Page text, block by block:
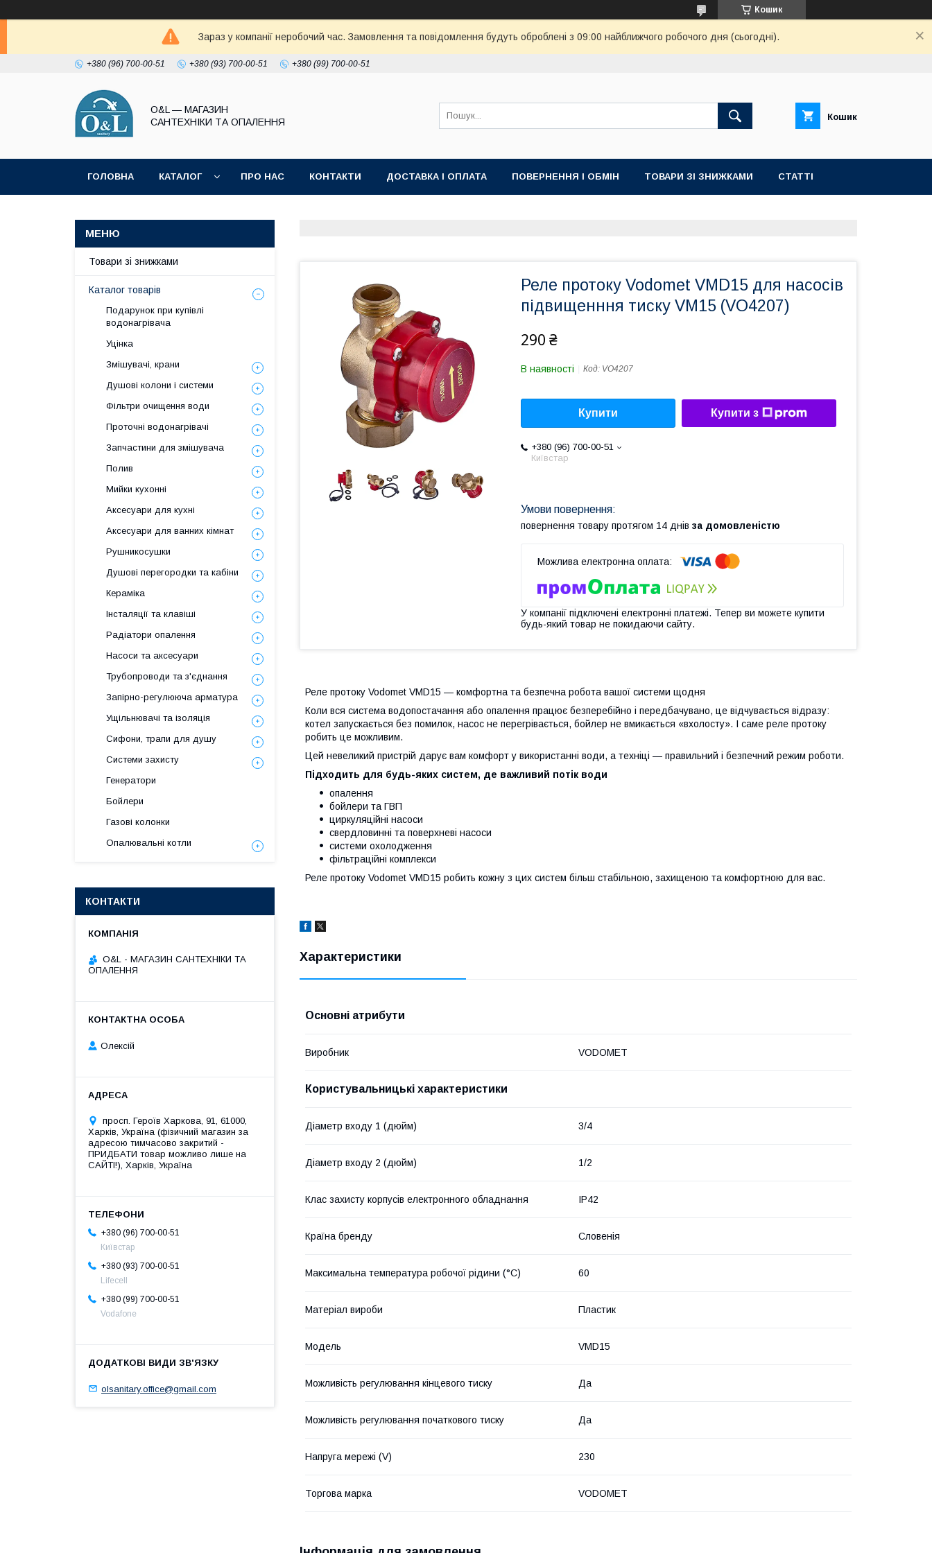
Кошик
Зараз у компанії неробочий час. Замовлення та повідомлення будуть оброблені з 09:00 найближчого робочого дня (сьогодні).
+380 (96) 700-00-51 +380 (93) 700-00-51 +380 (99) 700-00-51
O&L — МАГАЗИН
САНТЕХНІКИ ТА ОПАЛЕННЯ
Кошик
ГОЛОВНА КАТАЛОГ ПРО НАС КОНТАКТИ ДОСТАВКА І ОПЛАТА ПОВЕРНЕННЯ І ОБМІН ТОВАРИ ЗІ ЗНИЖКАМИ СТАТТІ
Реле протоку Vodomet VMD15 для насосів
підвищенння тиску VM15 (VO4207)
290 ₴
В наявності Код: VO4207
Купити Купити з
+380 (96) 700-00-51
Київстар
повернення товару протягом 14 днів за домовленістю
У компанії підключені електронні платежі. Тепер ви можете купити
будь-який товар не покидаючи сайту.
Реле протоку Vodomet VMD15 — комфортна та безпечна робота вашої системи щодня
Коли вся система водопостачання або опалення працює безперебійно і передбачувано, це відчувається відразу:
котел запускається без помилок, насос не перегрівається, бойлер не вмикається «вхолосту». І саме реле протоку
робить це можливим.
Цей невеликий пристрій дарує вам комфорт у використанні води, а техніці — правильний і безпечний режим роботи.
Підходить для будь-яких систем, де важливий потік води
опалення
бойлери та ГВП
циркуляційні насоси
свердловинні та поверхневі насоси
системи охолодження
фільтраційні комплекси
Реле протоку Vodomet VMD15 робить кожну з цих систем більш стабільною, захищеною та комфортною для вас.
Характеристики
Основні атрибути
Виробник VODOMET
Користувальницькі характеристики
Діаметр входу 1 (дюйм) 3/4
Діаметр входу 2 (дюйм) 1/2
Клас захисту корпусів електронного обладнання IP42
Країна бренду Словенія
Максимальна температура робочої рідини (°C) 60
Матеріал вироби Пластик
Мoдель VMD15
Можливість регулювання кінцевого тиску Да
Можливість регулювання початкового тиску Да
Напруга мережі (V) 230
Торгова марка VODOMET
Товари зі знижками
Каталог товарів
Подарунок при купівлі
водонагрівача
Уцінка
Змішувачі, крани
Душові колони і системи
Фільтри очищення води
Проточні водонагрівачі
Запчастини для змішувача
Полив
Мийки кухонні
Аксесуари для кухні
Аксесуари для ванних кімнат
Рушникосушки
Душові перегородки та кабіни
Кераміка
Інсталяції та клавіші
Радіатори опалення
Насоси та аксесуари
Трубопроводи та з'єднання
Запірно-регулююча арматура
Ущільнювачі та ізоляція
Сифони, трапи для душу
Системи захисту
Генератори
Бойлери
Газові колонки
Опалювальні котли
КОНТАКТИ
O&L - МАГАЗИН САНТЕХНІКИ ТА
ОПАЛЕННЯ
Олексій
просп. Героїв Харкова, 91, 61000,
Харків, Україна (фізичний магазин за
адресою тимчасово закритий -
ПРИДБАТИ товар можливо лише на
САЙТІ!), Харків, Україна
+380 (96) 700-00-51
Київстар
+380 (93) 700-00-51
Lifecell
+380 (99) 700-00-51
Vodafone
olsanitary.office@gmail.com